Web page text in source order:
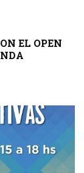
EL OPEN